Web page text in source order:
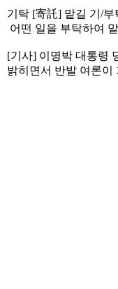
기탁 [寄託] 맡길 기/부
어떤 일을 부탁하여
[기사] 이명박 대통령
밝히면서 반발 여론이